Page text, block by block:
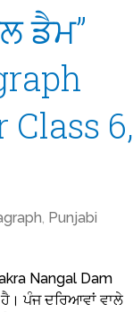
ਡੈਮ”
6,
, Punjabi
Nangal Dam
ਪੰਜ ਦਰਿਆਵਾਂ ਵਾਲੇ